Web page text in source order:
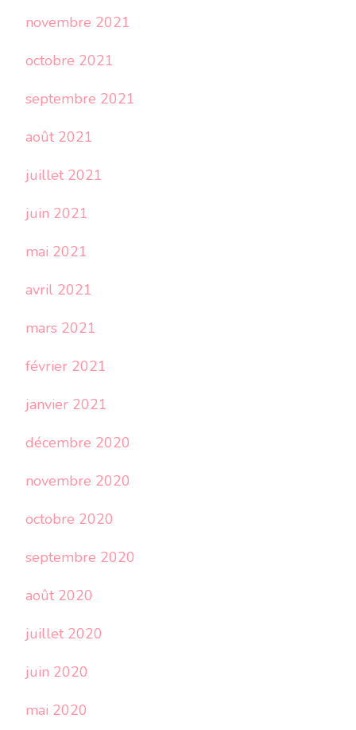
novembre 2021
octobre 2021
septembre 2021
août 2021
juillet 2021
juin 2021
mai 2021
avril 2021
mars 2021
février 2021
janvier 2021
décembre 2020
novembre 2020
octobre 2020
septembre 2020
août 2020
juillet 2020
juin 2020
mai 2020